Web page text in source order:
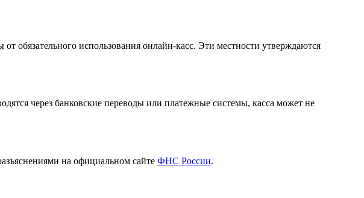
обязательного использования онлайн-касс. Эти местности утверждаются
через банковские переводы или платежные системы, касса может не
на официальном сайте ФНС России.